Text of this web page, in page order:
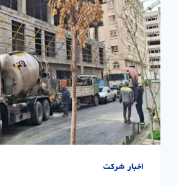
در
روزهای
دفاع
و
ایستادگی
اخبار شرکت